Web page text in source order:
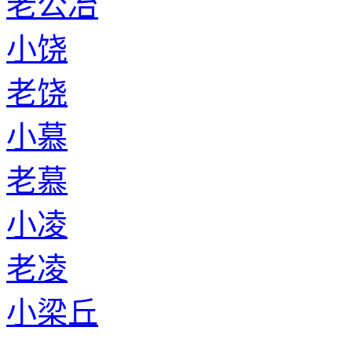
小饶
老饶
小慕
老慕
小凌
老凌
小梁丘